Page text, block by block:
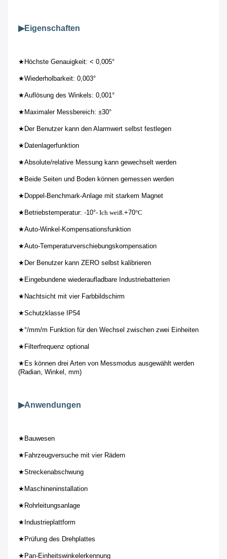
▶Eigenschaften
★ Höchste Genauigkeit: < 0,005°
★Wiederholbarkeit: 0,003°
★Auflösung des Winkels: 0,001°
★ Maximaler Messbereich: ±30°
★ Der Benutzer kann den Alarmwert selbst festlegen
★ Datenlagerfunktion
★Absolute/relative Messung kann gewechselt werden
★ Beide Seiten und Boden können gemessen werden
★ Doppel-Benchmark-Anlage mit starkem Magnet
★ Betriebstemperatur: -10°- Ich weiß.+70°C
★Auto-Winkel-Kompensationsfunktion
★Auto-Temperaturverschiebungskompensation
★ Der Benutzer kann ZERO selbst kalibrieren
★ Eingebundene wiederaufladbare Industriebatterien
★ Nachtsicht mit vier Farbbildschirm
★Schutzklasse IP54
★°/mm/m Funktion für den Wechsel zwischen zwei Einheiten
★ Filterfrequenz optional
★ Es können drei Arten von Messmodus ausgewählt werden
(Radian, Winkel, mm)
▶Anwendungen
★ Bauwesen
★ Fahrzeugversuche mit vier Rädern
★Streckenabschwung
★ Maschineninstallation
★ Rohrleitungsanlage
★ Industrieplattform
★ Prüfung des Drehplattes
★ Pan-Einheitswinkelerkennung